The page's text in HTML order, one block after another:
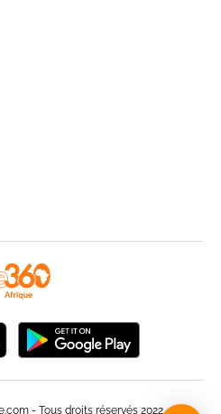
- Tous droits réservés 2022